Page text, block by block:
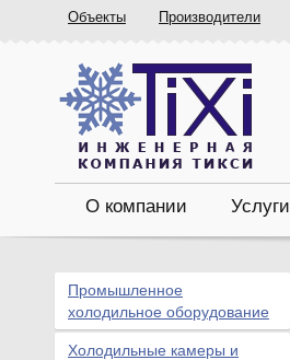
Объекты Производители
О компании Услуги
Промышленное
холодильное оборудование
Холодильные камеры и